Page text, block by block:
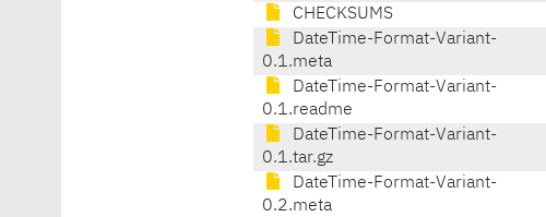
CHECKSUMS
DateTime-Format-Variant-
0.1.meta
DateTime-Format-Variant-
0.1.readme
DateTime-Format-Variant-
0.1.tar.gz
DateTime-Format-Variant-
0.2.meta